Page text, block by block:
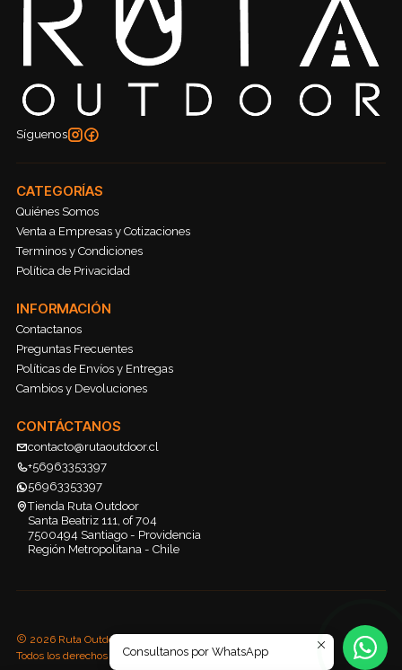
Síguenos
CATEGORÍAS
Quiénes Somos
Venta a Empresas y Cotizaciones
Terminos y Condiciones
Política de Privacidad
INFORMACIÓN
Contactanos
Preguntas Frecuentes
Políticas de Envíos y Entregas
Cambios y Devoluciones
CONTÁCTANOS
contacto@rutaoutdoor.cl
+56963353397
56963353397
Tienda Ruta Outdoor
Santa Beatriz 111, of 704
7500494 Santiago - Providencia
Región Metropolitana - Chile
2026 Ruta Outdoor.
Todos los derechos reservados.Desarrollado por Jumpseller
Consultanos por WhatsApp